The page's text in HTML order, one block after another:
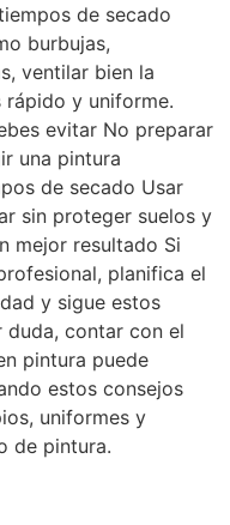
de secado
burbujas,
ventilar bien la
rápido y uniforme.
evitar No preparar
una pintura
de secado Usar
sin proteger suelos y
mejor resultado Si
planifica el
y sigue estos
contar con el
pintura puede
estos consejos
uniformes y
de pintura.